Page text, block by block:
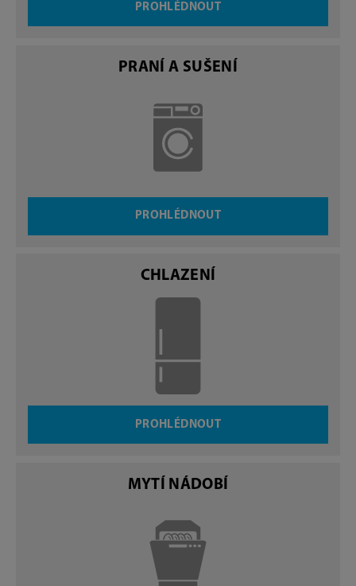
PROHLÉDNOUT
PRANÍ A SUŠENÍ
PROHLÉDNOUT
CHLAZENÍ
PROHLÉDNOUT
MYTÍ NÁDOBÍ